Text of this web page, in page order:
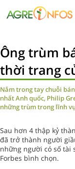
Ông trùm
thời trang
Nắm trong tay chuỗi
nhất Anh quốc, Philip
những trùm trong lĩnh
Sau hơn 4 thập kỷ
đã trở thành người
những người có số tài
Forbes bình chọn.